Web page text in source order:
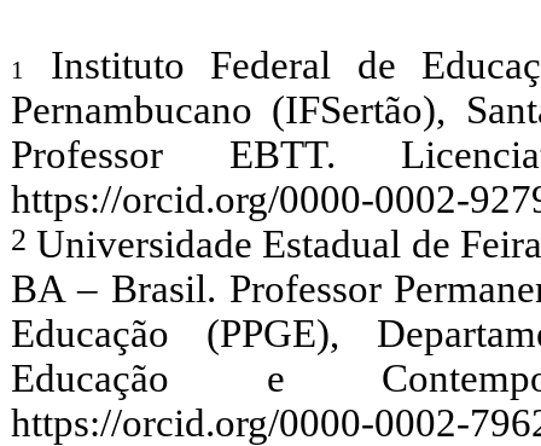
1
Instituto Federal de
Pernambucano (IFSertão),
Professor EBTT.
https://orcid.org/0000-0002-
Universidade Estadual de
BA – Brasil. Professor
Educação (PPGE),
Educação e
https://orcid.org/0000-0002-